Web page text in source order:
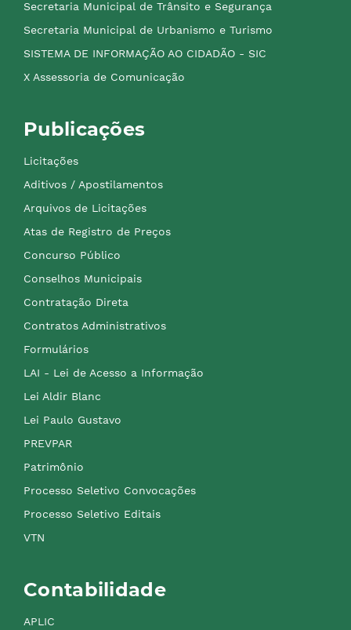
Secretaria Municipal de Trânsito e Segurança
Secretaria Municipal de Urbanismo e Turismo
SISTEMA DE INFORMAÇÃO AO CIDADÃO - SIC
X Assessoria de Comunicação
Publicações
Licitações
Aditivos / Apostilamentos
Arquivos de Licitações
Atas de Registro de Preços
Concurso Público
Conselhos Municipais
Contratação Direta
Contratos Administrativos
Formulários
LAI - Lei de Acesso a Informação
Lei Aldir Blanc
Lei Paulo Gustavo
PREVPAR
Patrimônio
Processo Seletivo Convocações
Processo Seletivo Editais
VTN
Contabilidade
APLIC